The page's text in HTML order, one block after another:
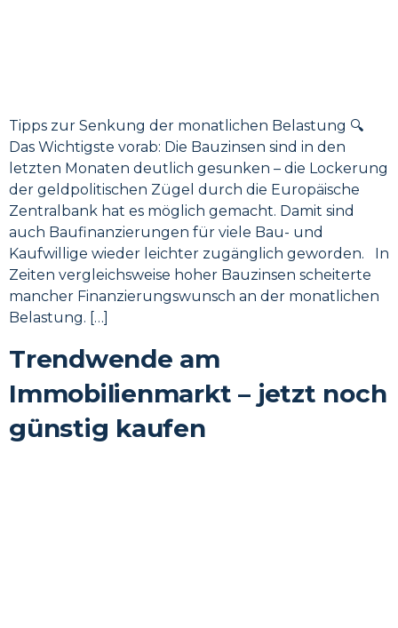
Tipps zur Senkung der monatlichen Belastung 🔍
Das Wichtigste vorab: Die Bauzinsen sind in den
letzten Monaten deutlich gesunken – die Lockerung
der geldpolitischen Zügel durch die Europäische
Zentralbank hat es möglich gemacht. Damit sind
auch Baufinanzierungen für viele Bau- und
Kaufwillige wieder leichter zugänglich geworden. In
Zeiten vergleichsweise hoher Bauzinsen scheiterte
mancher Finanzierungswunsch an der monatlichen
Belastung. […]
Trendwende am
Immobilienmarkt – jetzt noch
günstig kaufen